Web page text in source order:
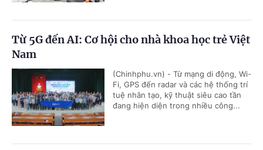
Từ 5G đến AI: Cơ hội cho nhà khoa học trẻ Việt
Nam
(Chinhphu.vn) - Từ mạng di động, Wi-
Fi, GPS đến radar và các hệ thống trí
tuệ nhân tạo, kỹ thuật siêu cao tần
đang hiện diện trong nhiều công...